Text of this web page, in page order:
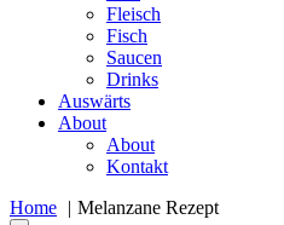
Fleisch
Fisch
Saucen
Drinks
Auswärts
About
About
Kontakt
Home
Melanzane Rezept